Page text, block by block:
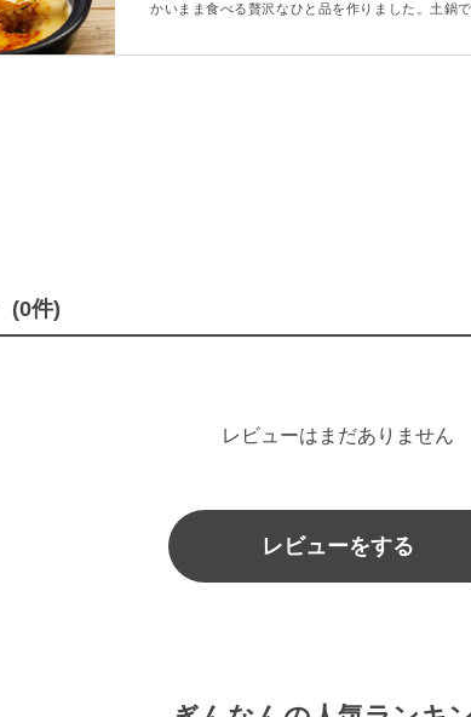
かいまま食べる贅沢なひと品を作りました。土鍋
(0件)
レビューはまだありません
レビューをする